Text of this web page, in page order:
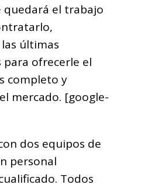
quedará el trabajo
últimas
para ofrecerle el
completo y
mercado. [google-
dos equipos de
personal
Todos